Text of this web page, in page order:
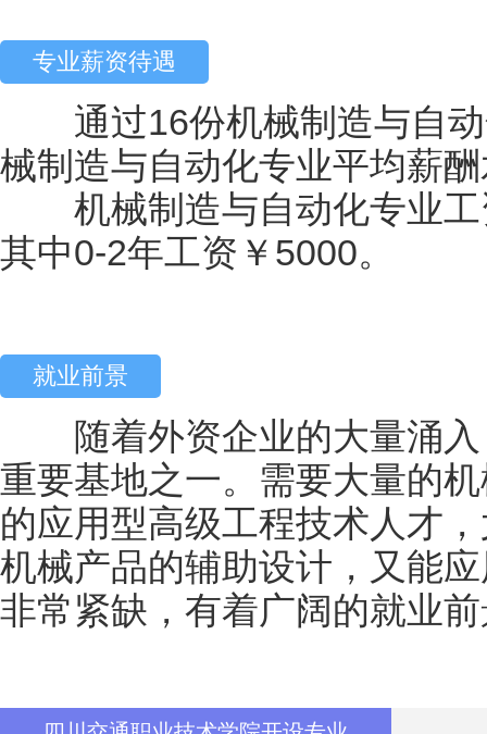
专业薪资待遇
通过16份机械制造与自动
械制造与自动化专业平均薪
机械制造与自动化专业工
其中0-2年工资￥5000。
就业前景
随着外资企业的大量涌入
重要基地之一。需要大量的
的应用型高级工程技术人才
机械产品的辅助设计，又能
非常紧缺，有着广阔的就业